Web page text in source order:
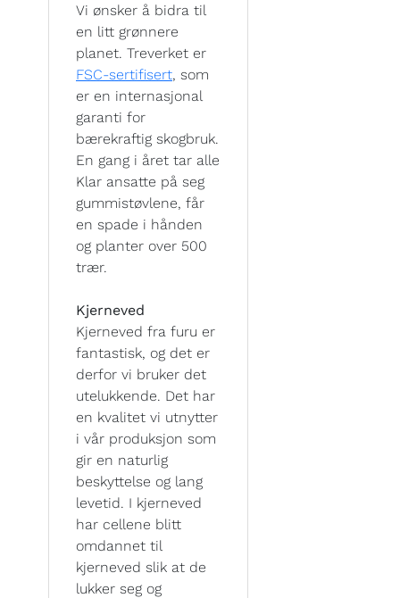
Vi ønsker å bidra til
en litt grønnere
planet. Treverket er
FSC-sertifisert, som
er en internasjonal
garanti for
bærekraftig skogbruk.
En gang i året tar alle
Klar ansatte på seg
gummistøvlene, får
en spade i hånden
og planter over 500
trær.
Kjerneved
Kjerneved fra furu er
fantastisk, og det er
derfor vi bruker det
utelukkende. Det har
en kvalitet vi utnytter
i vår produksjon som
gir en naturlig
beskyttelse og lang
levetid. I kjerneved
har cellene blitt
omdannet til
kjerneved slik at de
lukker seg og